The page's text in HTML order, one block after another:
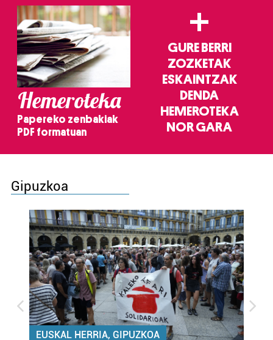
Hemeroteka
Papereko zenbakiak
PDF formatuan
+
GURE BERRI
ZOZKETAK
ESKAINTZAK
DENDA
HEMEROTEKA
NOR GARA
Gipuzkoa
EUSKAL HERRIA, GIPUZKOA